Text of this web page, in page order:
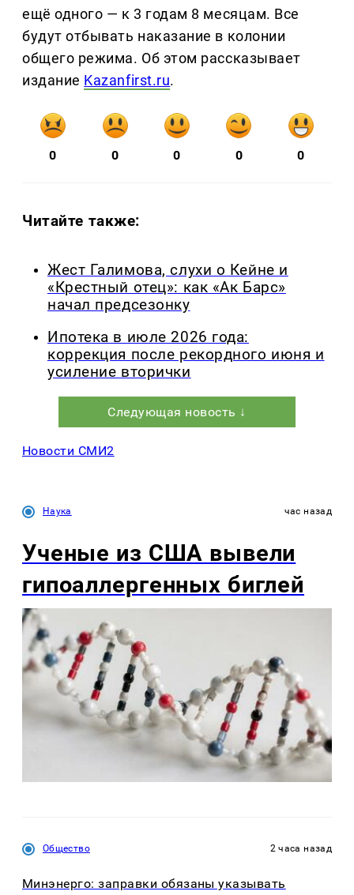
ещё одного — к 3 годам 8 месяцам. Все
будут отбывать наказание в колонии
общего режима. Об этом рассказывает
издание Kazanfirst.ru.
0 0 0 0 0
Читайте также:
Жест Галимова, слухи о Кейне и
«Крестный отец»: как «Ак Барс»
начал предсезонку
Ипотека в июле 2026 года:
коррекция после рекордного июня и
усиление вторички
Следующая новость ↓
Новости СМИ2
Наука час назад
Ученые из США вывели
гипоаллергенных биглей
Общество 2 часа назад
Минэнерго: заправки обязаны указывать